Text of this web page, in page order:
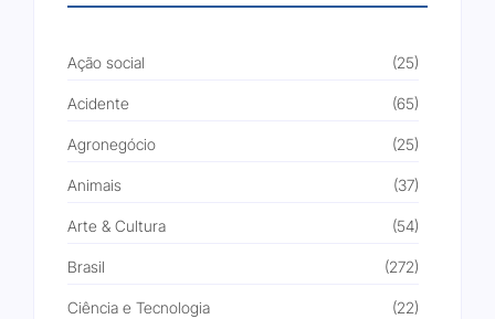
Ação social (25)
Acidente (65)
Agronegócio (25)
Animais (37)
Arte & Cultura (54)
Brasil (272)
Ciência e Tecnologia (22)